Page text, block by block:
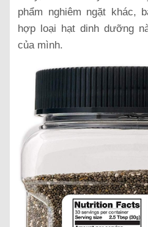
phẩm nghiêm ngặt khác,
hợp loại hạt dinh dưỡng
của mình.